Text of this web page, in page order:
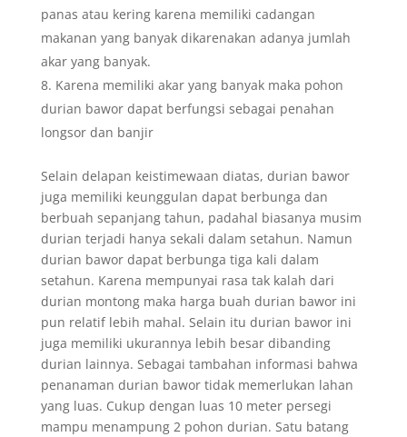
panas atau kering karena memiliki cadangan
makanan yang banyak dikarenakan adanya jumlah
akar yang banyak.
Karena memiliki akar yang banyak maka pohon
durian bawor dapat berfungsi sebagai penahan
longsor dan banjir
Selain delapan keistimewaan diatas, durian bawor
juga memiliki keunggulan dapat berbunga dan
berbuah sepanjang tahun, padahal biasanya musim
durian terjadi hanya sekali dalam setahun. Namun
durian bawor dapat berbunga tiga kali dalam
setahun. Karena mempunyai rasa tak kalah dari
durian montong maka harga buah durian bawor ini
pun relatif lebih mahal. Selain itu durian bawor ini
juga memiliki ukurannya lebih besar dibanding
durian lainnya. Sebagai tambahan informasi bahwa
penanaman durian bawor tidak memerlukan lahan
yang luas. Cukup dengan luas 10 meter persegi
mampu menampung 2 pohon durian. Satu batang